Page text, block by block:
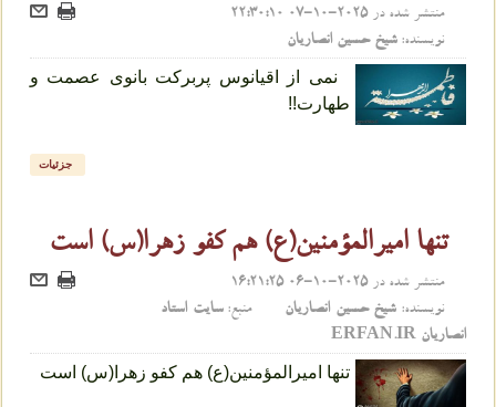
منتشر شده در2025-10-07 22:30:10
نویسنده:شیخ حسین انصاریان
نمی از اقیانوس پربرکت بانوی عصمت و
طهارت!!
جزئیات
تنها امیرالمؤمنین(ع) هم‌ کفو زهرا(س) است
منتشر شده در2025-10-06 16:21:25
نویسنده:شیخ حسین انصاریان منبع:سایت استاد
انصاریان ERFAN.IR
تنها امیرالمؤمنین(ع) هم‌ کفو زهرا(س) است